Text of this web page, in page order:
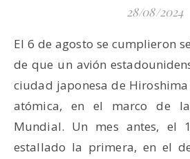
28/08/2024
El 6 de agosto se cumplieron setenta y nueve años
de que un avión
ciudad japonesa de
atómica, en el marco de la
Mundial. Un mes antes, el
estallado la primera, en el